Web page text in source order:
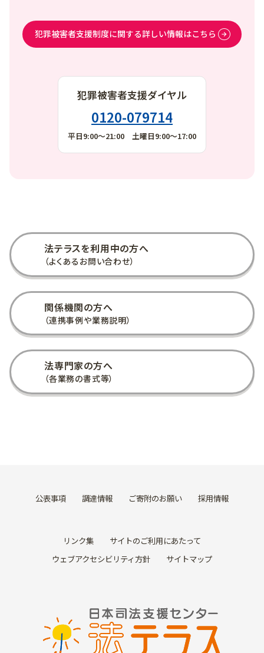
犯罪被害者支援制度に関する詳しい情報はこちら
犯罪被害者支援ダイヤル
0120-079714
平日9:00～21:00 土曜日9:00～17:00
account_circle法テラスを利用中の方へ
（よくあるお問い合わせ）
share関係機関の方へ
（連携事例や業務説明）
gavel法専門家の方へ
（各業務の書式等）
公表事項 調達情報 ご寄附のお願い 採用情報
リンク集
サイトのご利用にあたって
ウェブアクセシビリティ方針
サイトマップ